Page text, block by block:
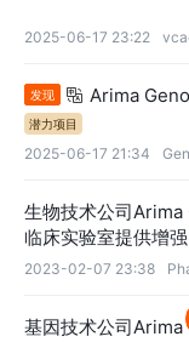
2025-06-17 23:22
发现  Arima
潜力项目
2025-06-17 21:34
生物技术公司
临床实验室提供增
2023-02-07 23:38
基因技术公司